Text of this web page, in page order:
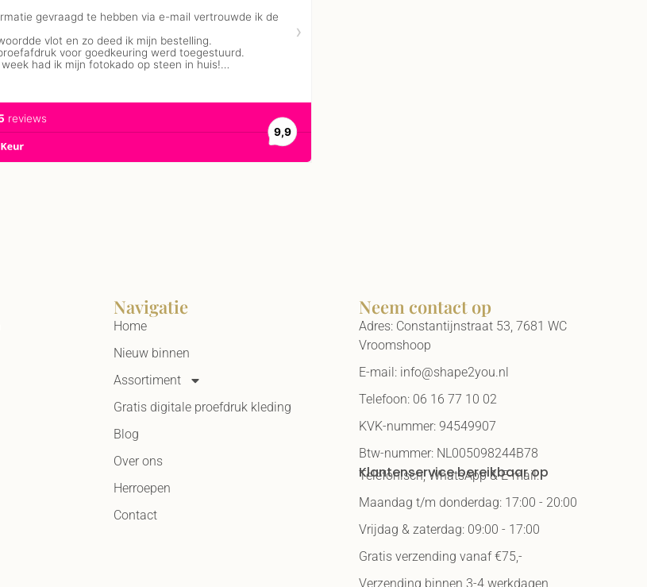
Navigatie
Home
Nieuw binnen
Assortiment
Gratis digitale proefdruk kleding
Blog
Over ons
Herroepen
Contact
Neem contact op
Adres: Constantijnstraat 53, 7681 WC
Vroomshoop
E-mail: info@shape2you.nl
Telefoon: 06 16 77 10 02
KVK-nummer: 94549907
Btw-nummer: NL005098244B78
Klantenservice bereikbaar op
Telefonisch, WhatsApp & E-mail:
Maandag t/m donderdag: 17:00 - 20:00
Vrijdag & zaterdag: 09:00 - 17:00
Gratis verzending vanaf €75,-
Verzending binnen 3-4 werkdagen